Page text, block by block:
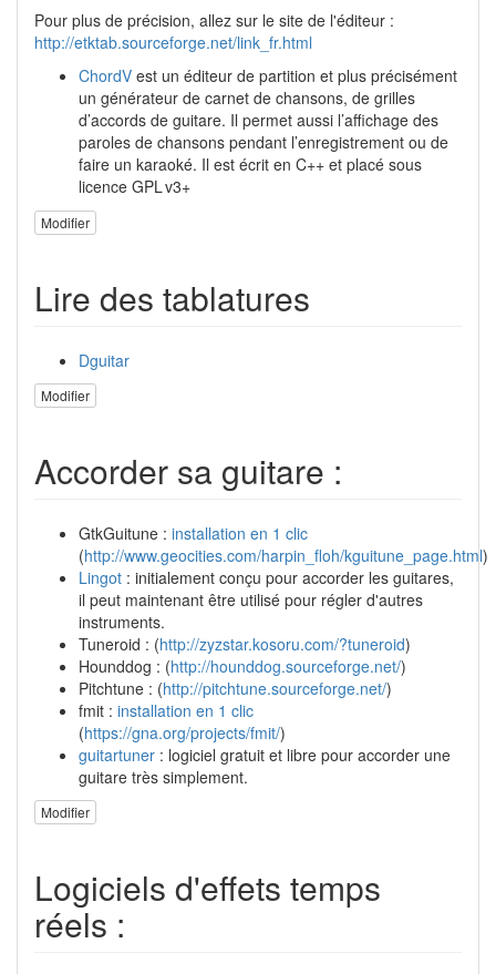
Pour plus de précision, allez sur le site de l'éditeur :
http://etktab.sourceforge.net/link_fr.html
ChordV est un éditeur de partition et plus précisément
un générateur de carnet de chansons, de grilles
d’accords de guitare. Il permet aussi l’affichage des
paroles de chansons pendant l’enregistrement ou de
faire un karaoké. Il est écrit en C++ et placé sous
licence GPL v3+
Modifier
Lire des tablatures
Dguitar
Modifier
Accorder sa guitare :
GtkGuitune : installation en 1 clic
(http://www.geocities.com/harpin_floh/kguitune_page.html)
Lingot : initialement conçu pour accorder les guitares,
il peut maintenant être utilisé pour régler d'autres
instruments.
Tuneroid : (http://zyzstar.kosoru.com/?tuneroid)
Hounddog : (http://hounddog.sourceforge.net/)
Pitchtune : (http://pitchtune.sourceforge.net/)
fmit : installation en 1 clic
(https://gna.org/projects/fmit/)
guitartuner : logiciel gratuit et libre pour accorder une
guitare très simplement.
Modifier
Logiciels d'effets temps
réels :